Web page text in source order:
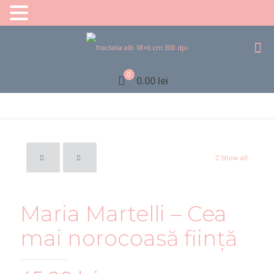
0 0.00 lei
Show all
Maria Martelli – Cea
mai norocoasă ființă